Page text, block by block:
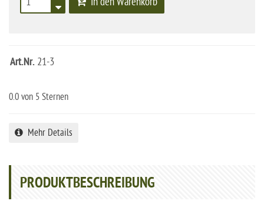
Art.Nr. 21-3
0.0 von 5 Sternen
Mehr Details
PRODUKTBESCHREIBUNG